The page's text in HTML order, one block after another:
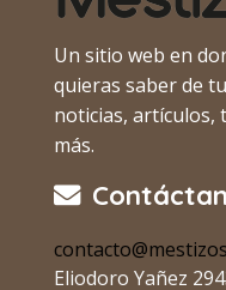
Un sitio web en
quieras saber de
noticias, artículos,
más.
Eliodoro Yañez